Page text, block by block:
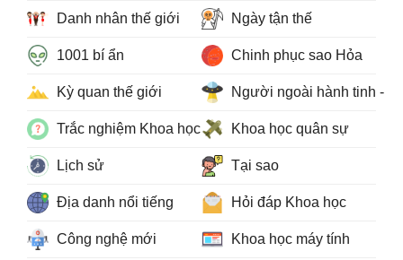
Danh nhân thế giới Ngày tận thế
1001 bí ẩn Chinh phục sao Hỏa
Kỳ quan thế giới Người ngoài hành tinh -
Trắc nghiệm Khoa học Khoa học quân sự
Lịch sử Tại sao
Địa danh nổi tiếng Hỏi đáp Khoa học
Công nghệ mới Khoa học máy tính